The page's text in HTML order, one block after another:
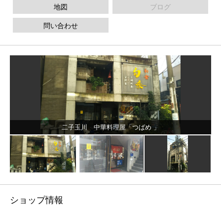
地図 ブログ
問い合わせ
二子玉川 中華料理屋「つばめ 」
ショップ情報